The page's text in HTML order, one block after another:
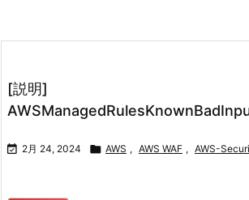
[説明]
 2月 24, 2024  AWS , AWS WAF , AWS-